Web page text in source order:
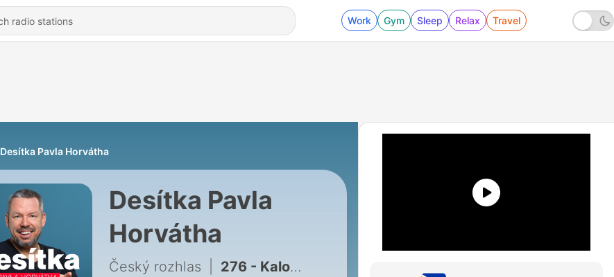
Work Gym Sleep Relax Travel
Desítka Pavla Horvátha
Desítka Pavla
Horvátha
Český rozhlas 276 - Kalouda: V Moskvě jsem nechtěl sedět na lavičce a jen brát peníze. Fotbal jsem hrál srdcem a rozumem